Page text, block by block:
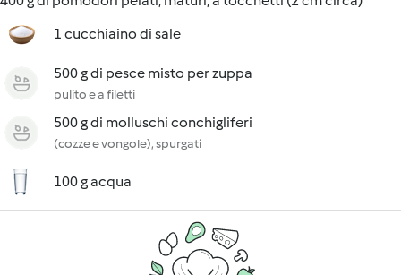
1 cucchiaino di sale
500 g di pesce misto per zuppa
pulito e a filetti
500 g di molluschi conchigliferi
(cozze e vongole), spurgati
100 g acqua